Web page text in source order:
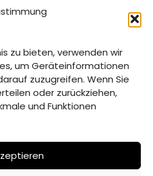
zu bieten, verwenden wir
um Geräteinformationen
zuzugreifen. Wenn Sie
oder zurückziehen,
und Funktionen
der Haushaltssatzung
ASCHA HAUSHALTSSATZUNG